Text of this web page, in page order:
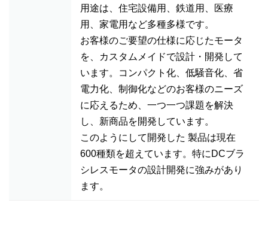
用途は、住宅設備用、鉄道用、医療
用、家電用など多種多様です。
お客様のご要望の仕様に応じたモータ
を、カスタムメイドで設計・開発して
います。コンパクト化、低騒音化、省
電力化、制御化などのお客様のニーズ
に応えるため、一つ一つ課題を解決
し、新商品を開発しています。
このようにして開発した 製品は現在
600種類を超えています。特にDCブラ
シレスモータの設計開発に強みがあり
ます。